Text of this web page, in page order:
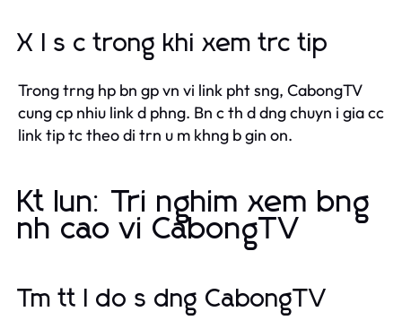
X l s c trong khi xem trc tip
Trong trng hp bn gp vn vi link pht sng, CabongTV
cung cp nhiu link d phng. Bn c th d dng chuyn i gia cc
link tip tc theo di trn u m khng b gin on.
Kt lun: Tri nghim xem bng
nh cao vi CabongTV
Tm tt l do s dng CabongTV